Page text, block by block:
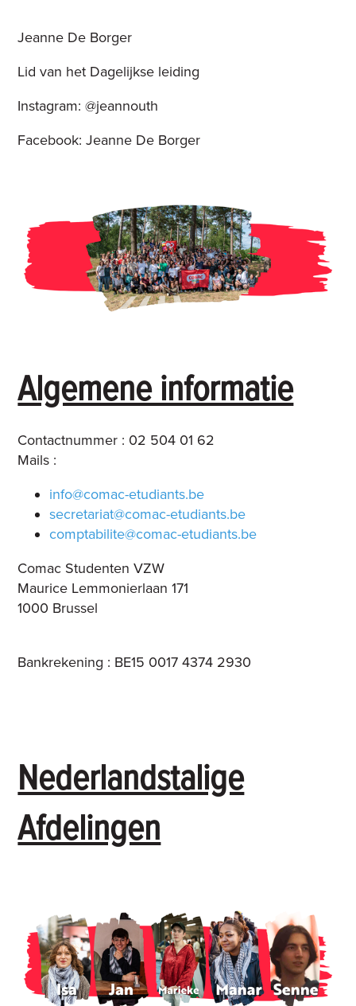
Jeanne De Borger
Lid van het Dagelijkse leiding
Instagram: @jeannouth
Facebook: Jeanne De Borger
Algemene informatie
Contactnummer : 02 504 01 62
Mails :
info@comac-etudiants.be
secretariat@comac-etudiants.be
comptabilite@comac-etudiants.be
Comac Studenten VZW
Maurice Lemmonierlaan 171
1000 Brussel
Bankrekening : BE15 0017 4374 2930
Nederlandstalige
Afdelingen